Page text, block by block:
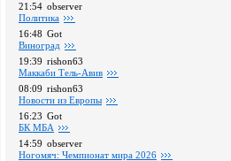
21:54 observer
Политика
16:48 Got
Виноград
19:39 rishon63
Маккаби Тель-Авив
08:09 rishon63
Новости из Европы
16:23 Got
БК МБА
14:59 observer
Ногомяч: Чемпионат мира 2026